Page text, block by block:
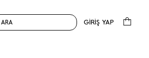
ARA GİRİŞ YAP